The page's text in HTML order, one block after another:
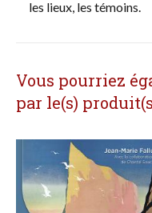
les lieux, les témoins.
Vous pourriez
par le(s)